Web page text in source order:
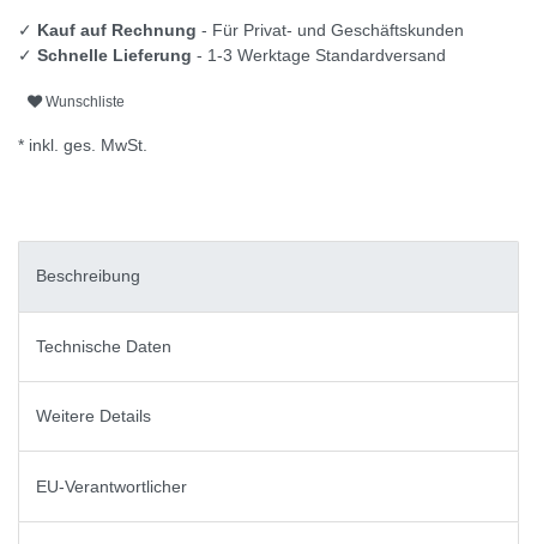
✓ Kauf auf Rechnung - Für Privat- und Geschäftskunden
✓ Schnelle Lieferung - 1-3 Werktage Standardversand
Wunschliste
* inkl. ges. MwSt.
Beschreibung
Technische Daten
Weitere Details
EU-Verantwortlicher